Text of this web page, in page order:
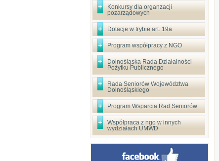
Konkursy dla organzacji
pozarządowych
Dotacje w trybie art. 19a
Program współpracy z NGO
Dolnośląska Rada Działalności
Pożytku Publicznego
Rada Seniorów Województwa
Dolnośląskiego
Program Wsparcia Rad Seniorów
Współpraca z ngo w innych
wydziałach UMWD